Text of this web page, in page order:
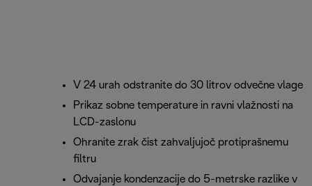
V 24 urah odstranite do 30 litrov odvečne vlage
Prikaz sobne temperature in ravni vlažnosti na
LCD-zaslonu
Ohranite zrak čist zahvaljujoč protiprašnemu
filtru
Odvajanje kondenzacije do 5-metrske razlike v